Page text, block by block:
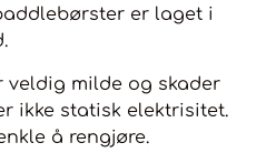
er laget i
veldig milde og skader
ikke statisk elektrisitet.
å rengjøre.